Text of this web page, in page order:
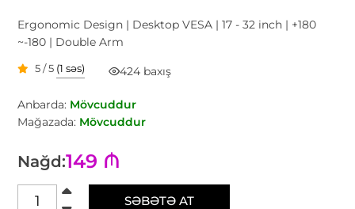
Ergonomic Design | Desktop VESA | 17 - 32 inch | +180
~-180 | Double Arm
5 / 5 (1 səs) 424 baxış
Anbarda: Mövcuddur
Mağazada: Mövcuddur
Nağd:149 ₼
SƏBƏTƏ AT